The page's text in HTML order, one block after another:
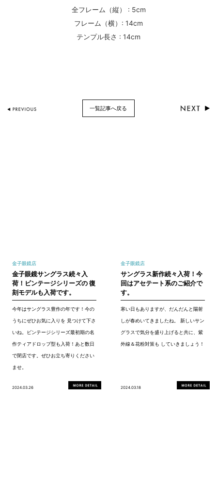
全フレーム（縦） : 5cm
フレーム（横）: 14cm
テンプル長さ : 14cm
一覧記事へ戻る
金子眼鏡店
金子眼鏡サングラス続々入
荷！ビンテージシリーズの 復
刻モデルも入荷です。
今年はサングラス豊作の年です！今の
うちにぜひお気に入りを 見つけて下さ
いね。ビンテージシリーズ最初期の名
作ティアドロップ型も入荷！あと数日
で閉店です。ぜひお立ち寄りください
ませ。
2024.03.26
金子眼鏡店
サングラス新作続々入荷！今
回はアセテート系のご紹介で
す。
寒い日もありますが、だんだんと陽射
しが春めいてきましたね。 新しいサン
グラスで気分を盛り上げると共に、紫
外線＆花粉対策も していきましょう！
2024.03.18